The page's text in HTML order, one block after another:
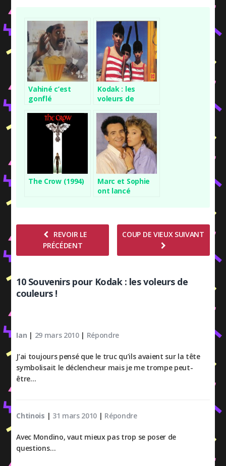
Vahiné c’est
gonflé
Kodak : les
voleurs de
The Crow (1994)
Marc et Sophie
ont lancé
REVOIR LE
PRÉCÉDENT
COUP DE VIEUX SUIVANT
10 Souvenirs pour Kodak : les voleurs de
couleurs !
Ian | 29 mars 2010| Répondre
J’ai toujours pensé que le truc qu’ils avaient sur la tête
symbolisait le déclencheur mais je me trompe peut-
être…
Chtinois | 31 mars 2010 | Répondre
Avec Mondino, vaut mieux pas trop se poser de
questions…